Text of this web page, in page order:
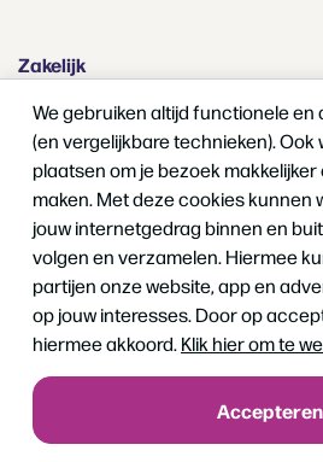
We gebruiken altijd functionele
(en vergelijkbare technieken). Ook
plaatsen om je bezoek
maken. Met deze cookies kunnen
jouw internetgedrag binnen en
volgen en verzamelen. Hiermee
partijen onze website, app en
op jouw interesses. Door op
hiermee akkoord.Klik hier om te
Accepteren
Zakelijk
Hybride Evenement
Zweeds chalet
Vergaderen
Particulier
Babyshower/ kinderverjaardag
Kinderpartij